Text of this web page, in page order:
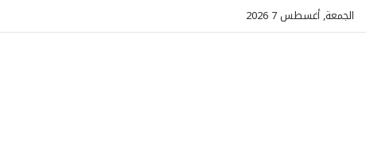
الجمعة, أغسطس 7 2026